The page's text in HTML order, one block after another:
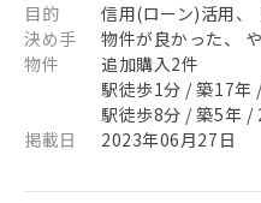
目的
信用(ローン)活用、
決め手
物件が良かった、
物件
追加購入2件
駅徒歩1分 / 築17年
駅徒歩8分 / 築5年 /
掲載日
2023年06月27日